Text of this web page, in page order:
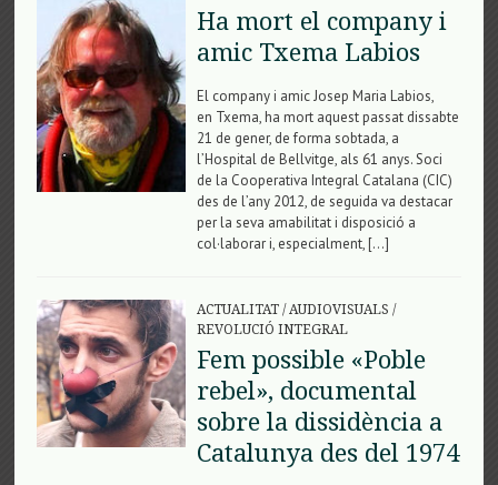
Ha mort el company i
amic Txema Labios
El company i amic Josep Maria Labios,
en Txema, ha mort aquest passat dissabte
21 de gener, de forma sobtada, a
l’Hospital de Bellvitge, als 61 anys. Soci
de la Cooperativa Integral Catalana (CIC)
des de l’any 2012, de seguida va destacar
per la seva amabilitat i disposició a
col·laborar i, especialment, […]
ACTUALITAT/AUDIOVISUALS /
REVOLUCIÓ INTEGRAL
Fem possible «Poble
rebel», documental
sobre la dissidència a
Catalunya des del 1974